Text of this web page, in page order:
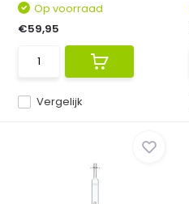
Vergelijk
Op voorraad
€59,95